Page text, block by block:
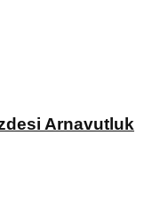
Arnavutluk